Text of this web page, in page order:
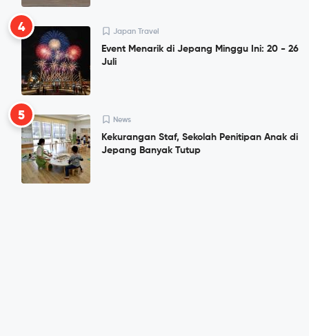
4 Japan Travel
Event Menarik di Jepang Minggu Ini: 20 - 26
Juli
5 News
Kekurangan Staf, Sekolah Penitipan Anak di
Jepang Banyak Tutup